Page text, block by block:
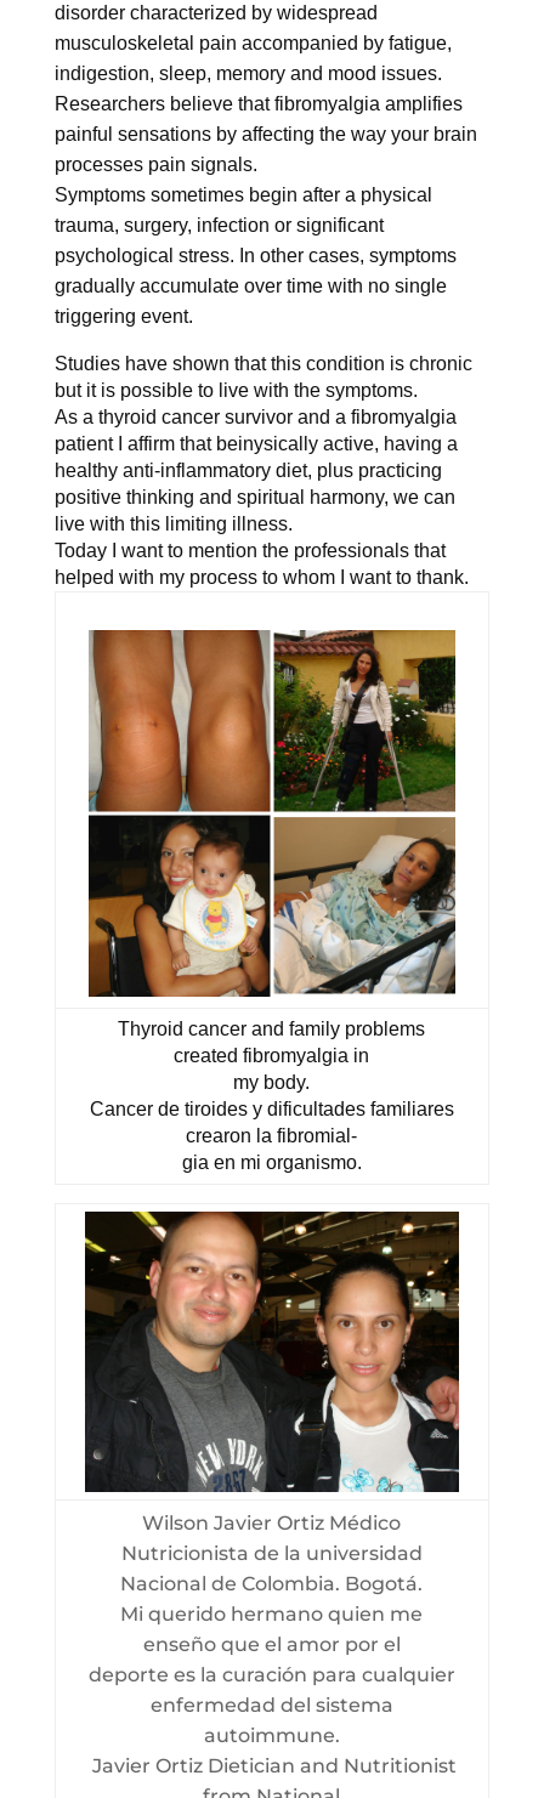
disorder characterized by widespread
musculoskeletal pain accompanied by fatigue,
indigestion, sleep, memory and mood issues.
Researchers believe that fibromyalgia amplifies
painful sensations by affecting the way your brain
processes pain signals.
Symptoms sometimes begin after a physical
trauma, surgery, infection or significant
psychological stress. In other cases, symptoms
gradually accumulate over time with no single
triggering event.
Studies have shown that this condition is chronic
but it is possible to live with the symptoms.
As a thyroid cancer survivor and a fibromyalgia
patient I affirm that beinysically active, having a
healthy anti-inflammatory diet, plus practicing
positive thinking and spiritual harmony, we can
live with this limiting illness.
Today I want to mention the professionals that
helped with my process to whom I want to thank.
Thyroid cancer and family problems
created fibromyalgia in
my body.
Cancer de tiroides y dificultades familiares
crearon la fibromial-
gia en mi organismo.
Wilson Javier Ortiz Médico
Nutricionista de la universidad
Nacional de Colombia. Bogotá.
Mi querido hermano quien me
enseño que el amor por el
deporte es la curación para cualquier
enfermedad del sistema
autoimmune.
Javier Ortiz Dietician and Nutritionist